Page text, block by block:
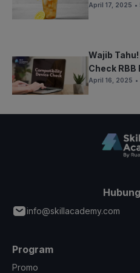
April 17, 2025 •
Wajib
Check RBB
April 16, 2025
info@skillacademy.com
Program
Promo